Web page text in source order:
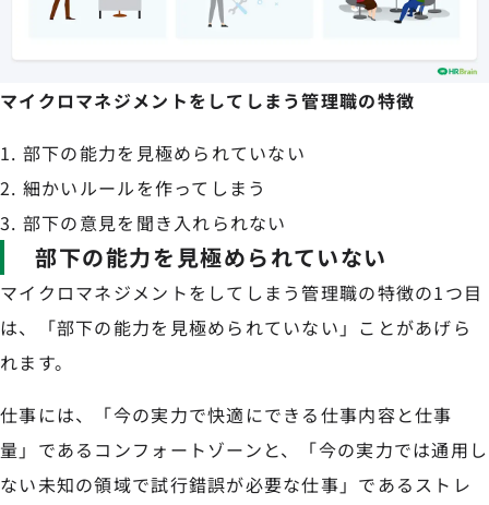
マイクロマネジメントをしてしまう管理職の特徴
部下の能力を見極められていない
細かいルールを作ってしまう
部下の意見を聞き入れられない
部下の能力を見極められていない
マイクロマネジメントをしてしまう管理職の特徴の1つ目
は、「部下の能力を見極められていない」ことがあげら
れます。
仕事には、「今の実力で快適にできる仕事内容と仕事
量」であるコンフォートゾーンと、「今の実力では通用し
ない未知の領域で試行錯誤が必要な仕事」であるストレ